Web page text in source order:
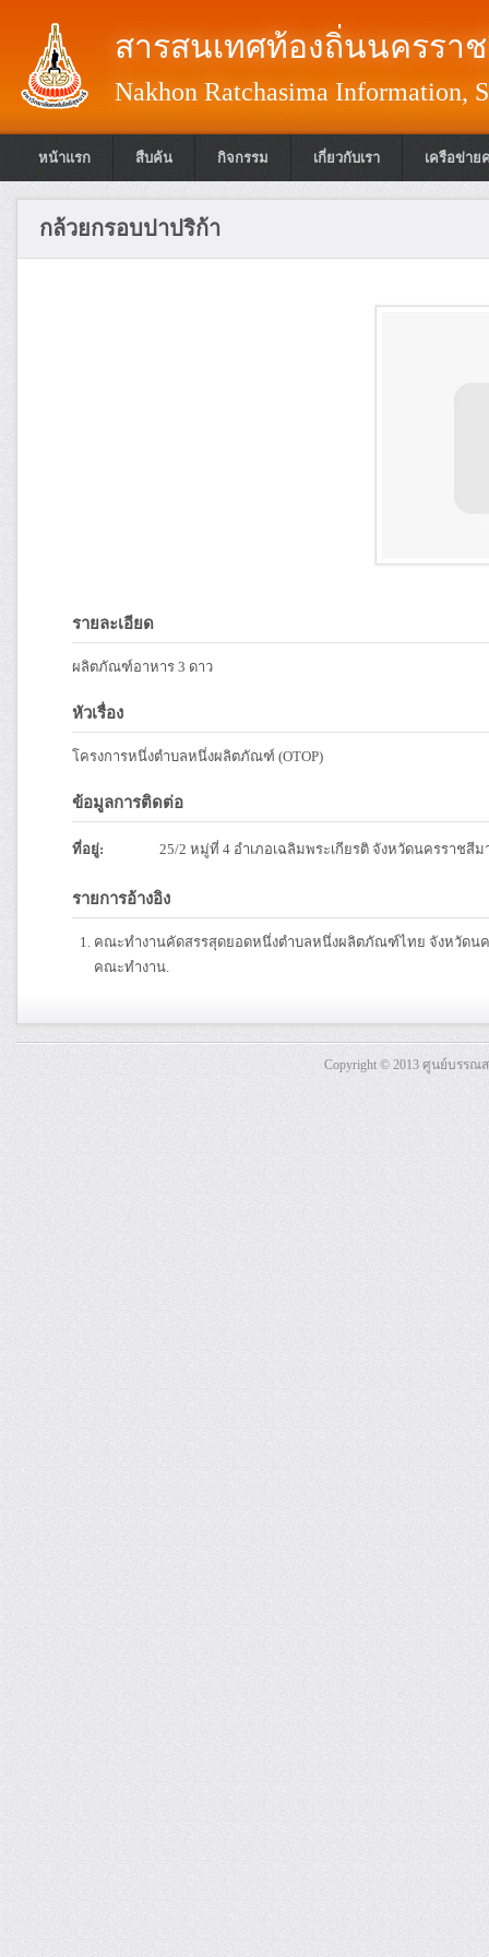
สารสนเทศท้องถิ่นนครรา
Nakhon Ratchasima Information,
หน้าแรก สืบค้น กิจกรรม เกี่ยวกับเรา เครือข่าย
กล้วยกรอบปาปริก้า
รายละเอียด
ผลิตภัณฑ์อาหาร 3 ดาว
หัวเรื่อง
โครงการหนึ่งตำบลหนึ่งผลิตภัณฑ์ (OTOP)
ข้อมูลการติดต่อ
ที่อยู่: 25/2 หมู่ที่ 4 อำเภอเฉลิมพระเกียรติ จังหวัดนครราชสีม
รายการอ้างอิง
คณะทำงานคัดสรรสุดยอดหนึ่งตำบลหนึ่งผลิตภัณฑ์ไทย จังหวัดนค
คณะทำงาน.
Copyright © 2013 ศูนย์บรร